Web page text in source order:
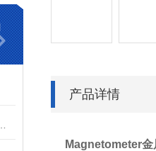
产品详情
Magnetometer金